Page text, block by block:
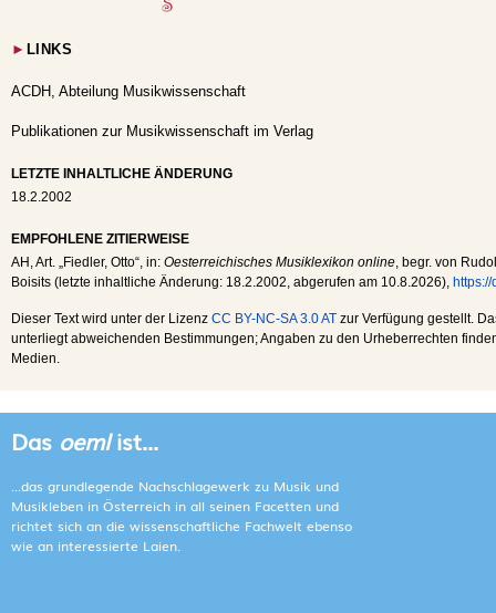
► LINKS
ACDH, Abteilung Musikwissenschaft
Publikationen zur Musikwissenschaft im Verlag
LETZTE INHALTLICHE ÄNDERUNG
18.2.2002
EMPFOHLENE ZITIERWEISE
AH , Art. „Fiedler, Otto“, in: Oesterreichisches Musiklexikon online , begr. von
Boisits (letzte inhaltliche Änderung: 18.2.2002 , abgerufen am 10.8.2026),
Dieser Text wird unter der Lizenz CC BY-NC-SA 3.0 AT zur Verfügung gestellt.
unterliegt abweichenden Bestimmungen; Angaben zu den Urheberrechten
Medien.
Das oemlist...
...das grundlegende Nachschlagewerk zu Musik und
Musikleben in Österreich in all seinen Facetten und
richtet sich an die wissenschaftliche Fachwelt ebenso
wie an interessierte Laien.